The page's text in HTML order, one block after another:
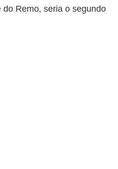
Remo, seria o segundo